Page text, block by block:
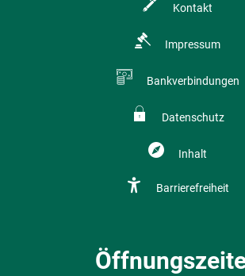
Kontakt
Impressum
Bankverbindungen
Datenschutz
Inhalt
Barrierefreiheit